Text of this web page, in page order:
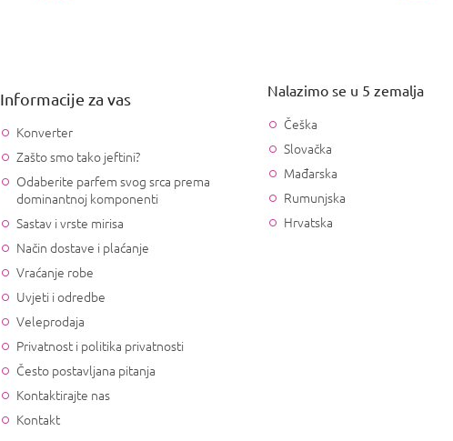
Informacije za vas
Konverter
Zašto smo tako jeftini?
Odaberite parfem svog srca prema
dominantnoj komponenti
Sastav i vrste mirisa
Način dostave i plaćanje
Vraćanje robe
Uvjeti i odredbe
Veleprodaja
Privatnost i politika privatnosti
Često postavljana pitanja
Kontaktirajte nas
Kontakt
Nalazimo se u 5 zemalja
Češka
Slovačka
Mađarska
Rumunjska
Hrvatska